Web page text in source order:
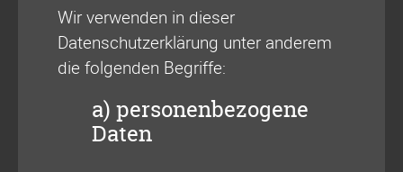
Wir verwenden in dieser
Datenschutzerklärung unter anderem
die folgenden Begriffe:
a) personenbezogene
Daten